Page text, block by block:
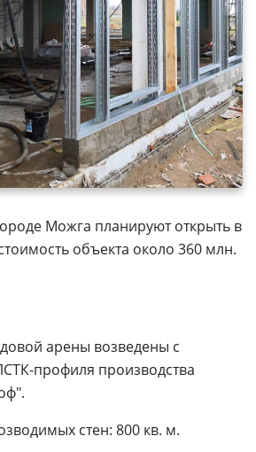
Можга планируют открыть в
объекта около 360 млн.
арены возведены с
профиля производства
стен: 800 кв. м.